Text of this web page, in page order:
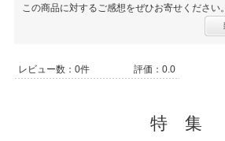
この商品に対するご感想をぜひお寄せください。
レビュー数：0件 評価：0.0
特 集